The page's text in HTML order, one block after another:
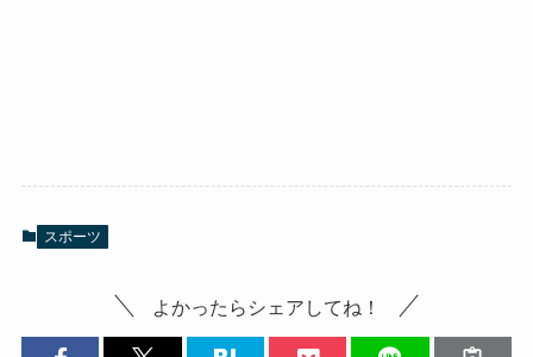
スポーツ
よかったらシェアしてね！